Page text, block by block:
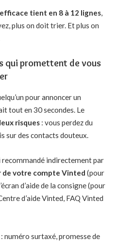
tient en 8 à 12 lignes,
plus on doit trier. Et plus on
qui promettent de vous
pour annoncer un
tout en 30 secondes. Le
risques : vous perdez du
sur des contacts douteux.
recommandé indirectement par
de votre compte Vinted (pour
d’aide de la consigne (pour
d’aide Vinted, FAQ Vinted
numéro surtaxé, promesse de